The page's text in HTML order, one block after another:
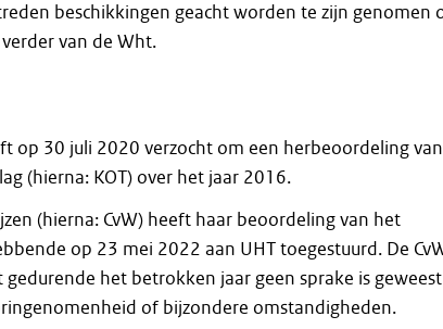
beschikkingen geacht worden te zijn genomen
van de Wht.
op 30 juli 2020 verzocht om een herbeoordeling van
(hierna: KOT) over het jaar 2016.
(hierna: CvW) heeft haar beoordeling van het
op 23 mei 2022 aan UHT toegestuurd. De
gedurende het betrokken jaar geen sprake is geweest
of bijzondere omstandigheden.